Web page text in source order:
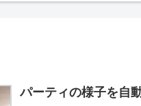
パーティの様子を自